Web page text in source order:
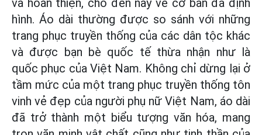
và hoàn thiện, cho đến nay về cơ bản đã định
hình. Áo dài thường được so sánh với những
trang phục truyền thống của các dân tộc khác
và được bạn bè quốc tế thừa nhận như là
quốc phục của Việt Nam. Không chỉ dừng lại ở
tầm mức của một trang phục truyền thống tôn
vinh vẻ đẹp của người phụ nữ Việt Nam, áo dài
đã trở thành một biểu tượng văn hóa, mang